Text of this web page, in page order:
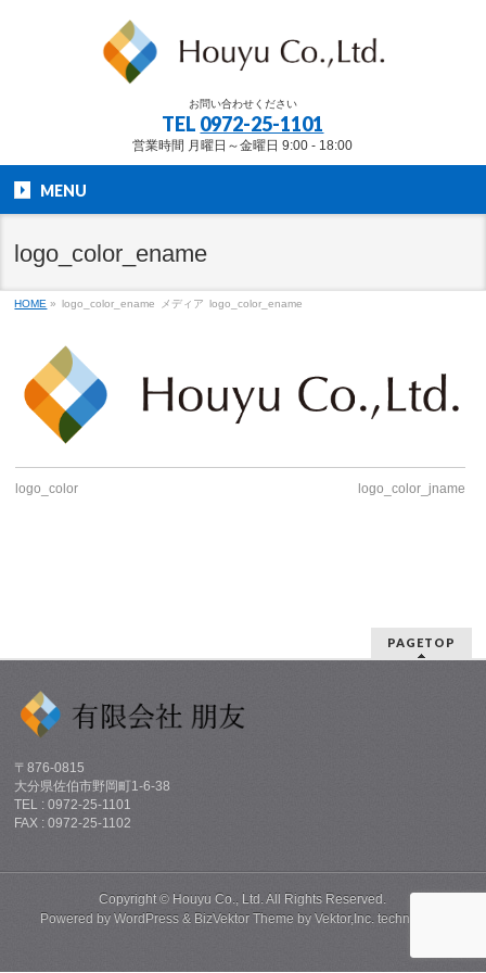
お問い合わせください
TEL 0972-25-1101
営業時間 月曜日～金曜日 9:00 - 18:00
MENU
logo_color_ename
HOME » logo_color_ename メディア logo_color_ename
logo_color logo_color_jname
PAGETOP
〒876-0815
大分県佐伯市野岡町1-6-38
TEL : 0972-25-1101
FAX : 0972-25-1102
Copyright © Houyu Co., Ltd.All Rights Reserved.
Powered byWordPress & BizVektor Theme byVektor,Inc. technology.